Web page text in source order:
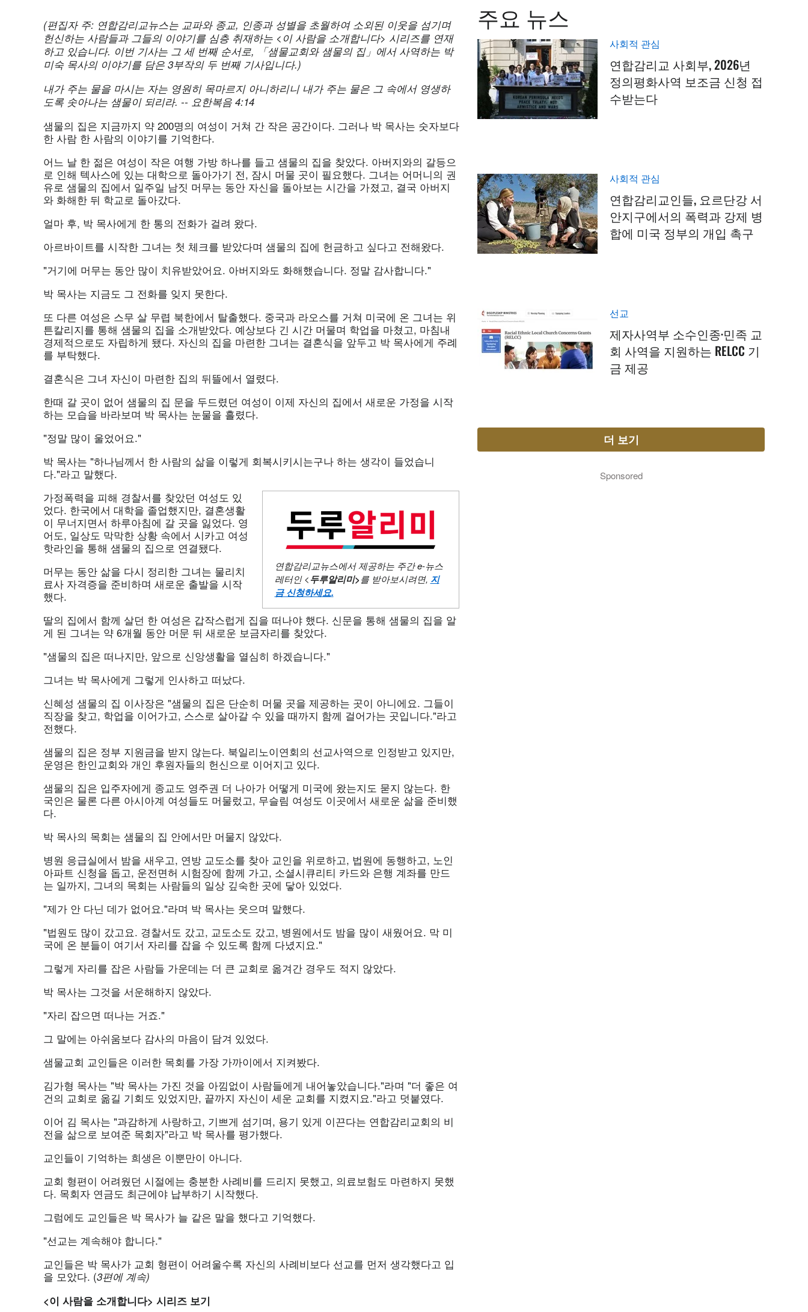
(편집자 주: 연합감리교뉴스는 교파와 종교, 인종과 성별을 초월하여 소외된 이웃을 섬기며
헌신하는 사람들과 그들의 이야기를 심층 취재하는 < 이 사람을 소개합니다> 시리즈를 연재
하고 있습니다. 이번 기사는 그 세 번째 순서로, 「샘물교회와 샘물의 집」에서 사역하는 박
미숙 목사의 이야기를 담은 3부작의 두 번째 기사입니다.)
내가 주는 물을 마시는 자는 영원히 목마르지 아니하리니 내가 주는 물은 그 속에서 영생하
도록 솟아나는 샘물이 되리라. -- 요한복음 4:14
샘물의 집은 지금까지 약 200명의 여성이 거쳐 간 작은 공간이다. 그러나 박 목사는 숫자보다
한 사람 한 사람의 이야기를 기억한다.
어느 날 한 젊은 여성이 작은 여행 가방 하나를 들고 샘물의 집을 찾았다. 아버지와의 갈등으
로 인해 텍사스에 있는 대학으로 돌아가기 전, 잠시 머물 곳이 필요했다. 그녀는 어머니의 권
유로 샘물의 집에서 일주일 남짓 머무는 동안 자신을 돌아보는 시간을 가졌고, 결국 아버지
와 화해한 뒤 학교로 돌아갔다.
얼마 후, 박 목사에게 한 통의 전화가 걸려 왔다.
아르바이트를 시작한 그녀는 첫 체크를 받았다며 샘물의 집에 헌금하고 싶다고 전해왔다.
"거기에 머무는 동안 많이 치유받았어요. 아버지와도 화해했습니다. 정말 감사합니다."
박 목사는 지금도 그 전화를 잊지 못한다.
또 다른 여성은 스무 살 무렵 북한에서 탈출했다. 중국과 라오스를 거쳐 미국에 온 그녀는 위
튼칼리지를 통해 샘물의 집을 소개받았다. 예상보다 긴 시간 머물며 학업을 마쳤고, 마침내
경제적으로도 자립하게 됐다. 자신의 집을 마련한 그녀는 결혼식을 앞두고 박 목사에게 주례
를 부탁했다.
결혼식은 그녀 자신이 마련한 집의 뒤뜰에서 열렸다.
한때 갈 곳이 없어 샘물의 집 문을 두드렸던 여성이 이제 자신의 집에서 새로운 가정을 시작
하는 모습을 바라보며 박 목사는 눈물을 흘렸다.
"정말 많이 울었어요."
박 목사는 "하나님께서 한 사람의 삶을 이렇게 회복시키시는구나 하는 생각이 들었습니
다."라고 말했다.
연합감리교뉴스에서 제공하는 주간e-뉴스
레터인 <두루알리미>를 받아보시려면, 지
금 신청하세요.
가정폭력을 피해 경찰서를 찾았던 여성도 있
었다. 한국에서 대학을 졸업했지만, 결혼생활
이 무너지면서 하루아침에 갈 곳을 잃었다. 영
어도, 일상도 막막한 상황 속에서 시카고 여성
핫라인을 통해 샘물의 집으로 연결됐다.
머무는 동안 삶을 다시 정리한 그녀는 물리치
료사 자격증을 준비하며 새로운 출발을 시작
했다.
딸의 집에서 함께 살던 한 여성은 갑작스럽게 집을 떠나야 했다. 신문을 통해 샘물의 집을 알
게 된 그녀는 약 6개월 동안 머문 뒤 새로운 보금자리를 찾았다.
"샘물의 집은 떠나지만, 앞으로 신앙생활을 열심히 하겠습니다."
그녀는 박 목사에게 그렇게 인사하고 떠났다.
신혜성 샘물의 집 이사장은 "샘물의 집은 단순히 머물 곳을 제공하는 곳이 아니에요. 그들이
직장을 찾고, 학업을 이어가고, 스스로 살아갈 수 있을 때까지 함께 걸어가는 곳입니다."라고
전했다.
샘물의 집은 정부 지원금을 받지 않는다. 북일리노이연회의 선교사역으로 인정받고 있지만,
운영은 한인교회와 개인 후원자들의 헌신으로 이어지고 있다.
샘물의 집은 입주자에게 종교도 영주권 더 나아가 어떻게 미국에 왔는지도 묻지 않는다. 한
국인은 물론 다른 아시아계 여성들도 머물렀고, 무슬림 여성도 이곳에서 새로운 삶을 준비했
다.
박 목사의 목회는 샘물의 집 안에서만 머물지 않았다.
병원 응급실에서 밤을 새우고, 연방 교도소를 찾아 교인을 위로하고, 법원에 동행하고, 노인
아파트 신청을 돕고, 운전면허 시험장에 함께 가고, 소셜시큐리티 카드와 은행 계좌를 만드
는 일까지, 그녀의 목회는 사람들의 일상 깊숙한 곳에 닿아 있었다.
"제가 안 다닌 데가 없어요."라며 박 목사는 웃으며 말했다.
"법원도 많이 갔고요. 경찰서도 갔고, 교도소도 갔고, 병원에서도 밤을 많이 새웠어요. 막 미
국에 온 분들이 여기서 자리를 잡을 수 있도록 함께 다녔지요."
그렇게 자리를 잡은 사람들 가운데는 더 큰 교회로 옮겨간 경우도 적지 않았다.
박 목사는 그것을 서운해하지 않았다.
"자리 잡으면 떠나는 거죠."
그 말에는 아쉬움보다 감사의 마음이 담겨 있었다.
샘물교회 교인들은 이러한 목회를 가장 가까이에서 지켜봤다.
김가형 목사는 "박 목사는 가진 것을 아낌없이 사람들에게 내어놓았습니다."라며 "더 좋은 여
건의 교회로 옮길 기회도 있었지만, 끝까지 자신이 세운 교회를 지켰지요."라고 덧붙였다.
이어 김 목사는 "과감하게 사랑하고, 기쁘게 섬기며, 용기 있게 이끈다는 연합감리교회의 비
전을 삶으로 보여준 목회자"라고 박 목사를 평가했다.
교인들이 기억하는 희생은 이뿐만이 아니다.
교회 형편이 어려웠던 시절에는 충분한 사례비를 드리지 못했고, 의료보험도 마련하지 못했
다. 목회자 연금도 최근에야 납부하기 시작했다.
그럼에도 교인들은 박 목사가 늘 같은 말을 했다고 기억했다.
"선교는 계속해야 합니다."
교인들은 박 목사가 교회 형편이 어려울수록 자신의 사례비보다 선교를 먼저 생각했다고 입
을 모았다. (3편에 계속)
<이 사람을 소개합니다> 시리즈 보기
주요 뉴스
사회적 관심
연합감리교 사회부, 2026년
정의평화사역 보조금 신청 접
수받는다
사회적 관심
연합감리교인들, 요르단강 서
안지구에서의 폭력과 강제 병
합에 미국 정부의 개입 촉구
선교
제자사역부 소수인종·민족 교
회 사역을 지원하는 RELCC 기
금 제공
더 보기
Sponsored